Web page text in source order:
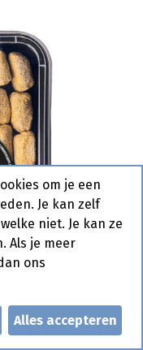
om je een
Je kan zelf
niet. Je kan ze
Als je meer
ons
Alles accepteren